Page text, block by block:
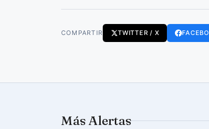
COMPARTIR TWITTER / X
Más Alertas